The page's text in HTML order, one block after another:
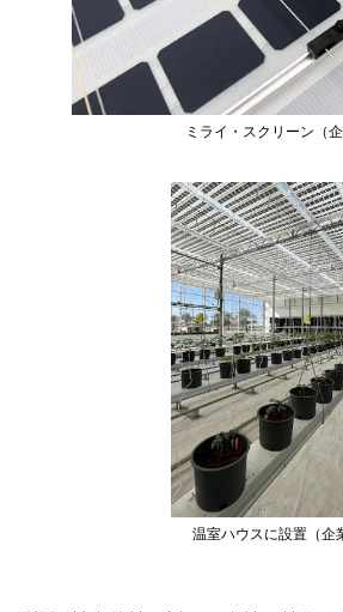
ミライ・スクリーン（企
温室ハウスに設置（企